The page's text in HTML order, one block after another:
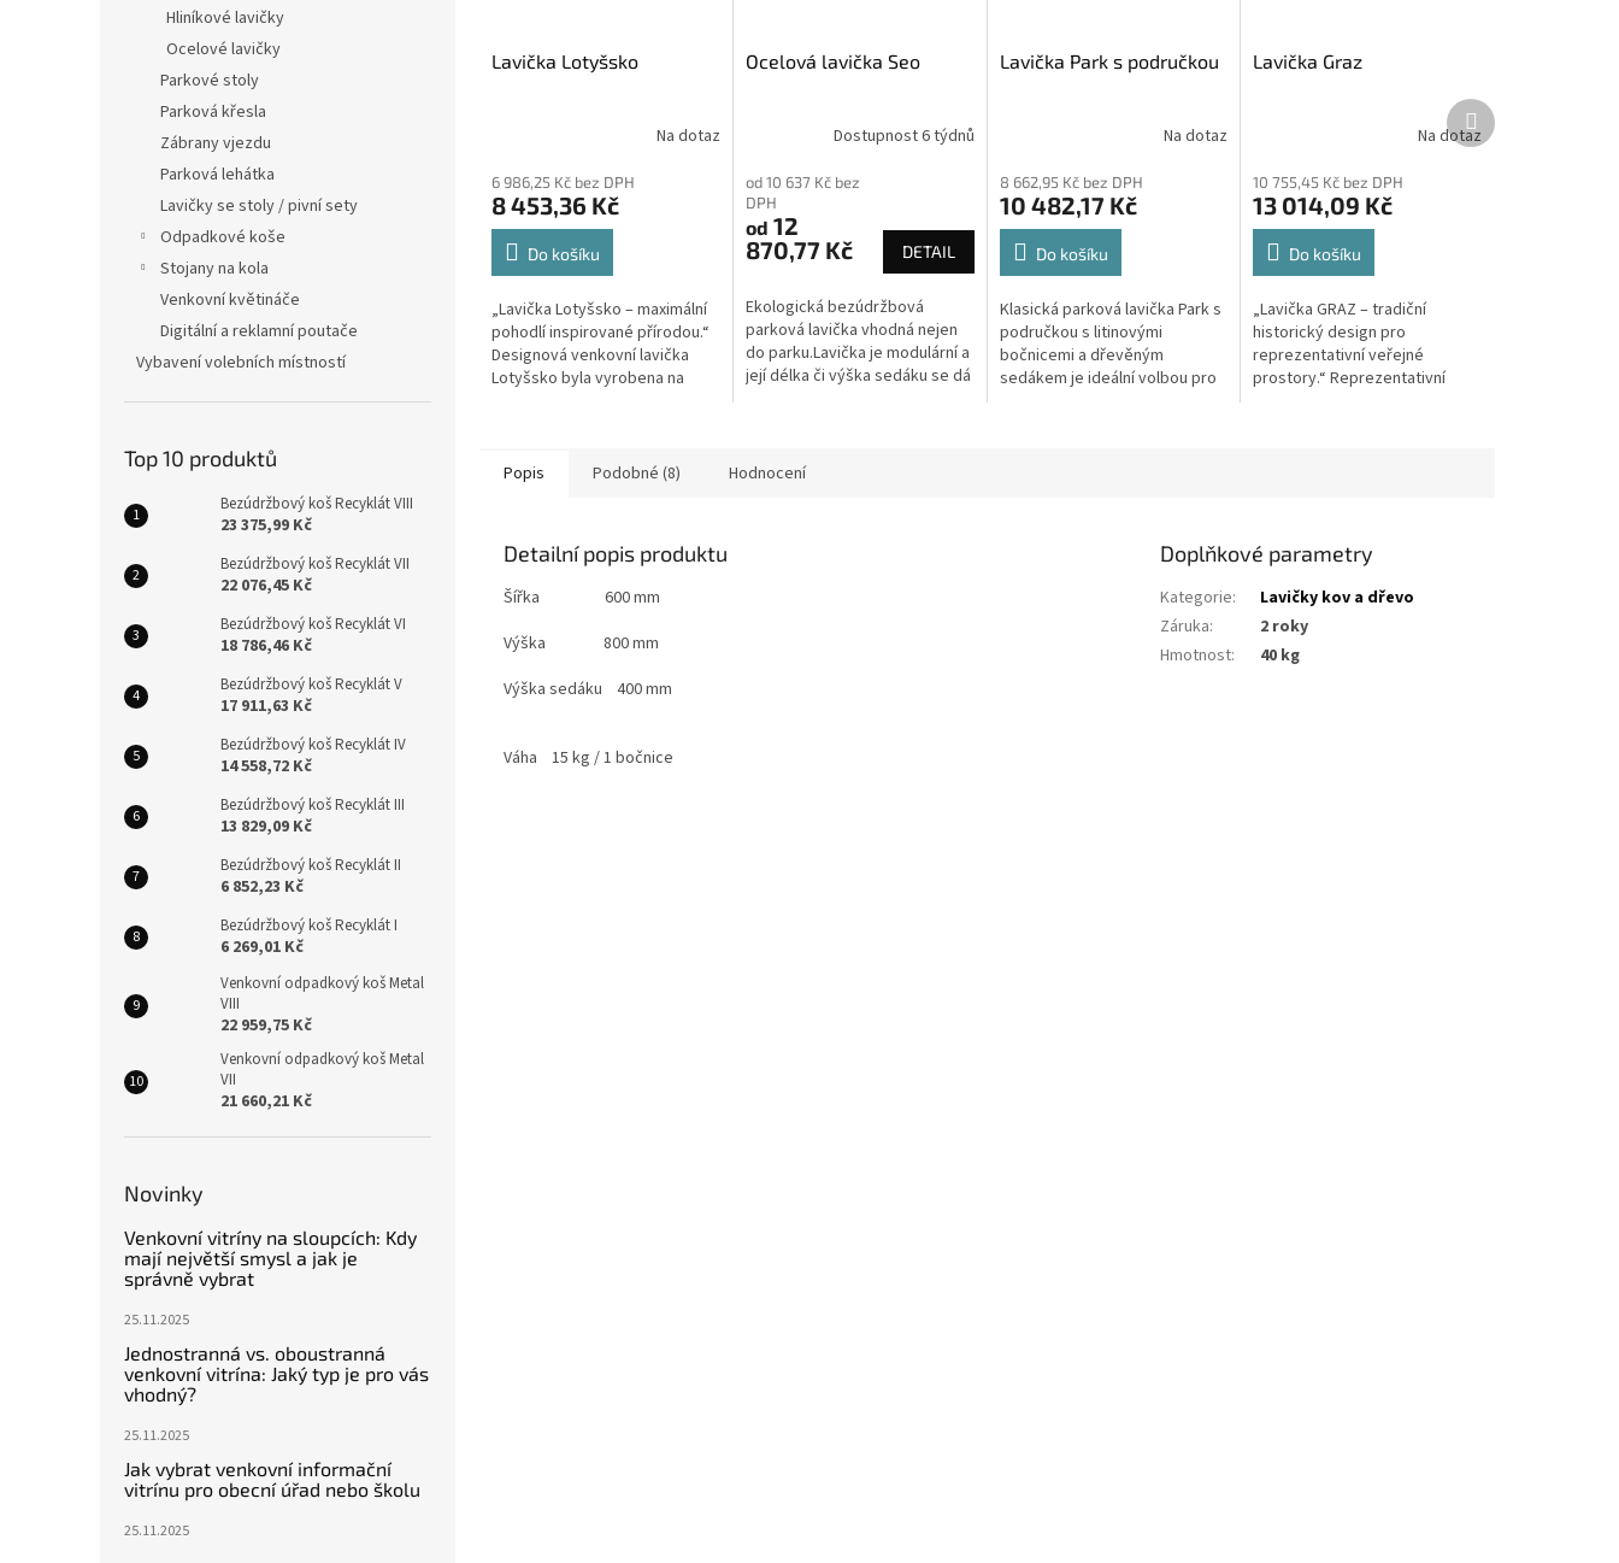
Hliníkové lavičky
Ocelové lavičky
Parkové stoly
Parková křesla
Zábrany vjezdu
Parková lehátka
Lavičky se stoly / pivní sety
Odpadkové koše
Stojany na kola
Venkovní květináče
Digitální a reklamní poutače
Vybavení volebních místností
Top 10 produktů
Bezúdržbový koš Recyklát VIII
23 375,99 Kč
Bezúdržbový koš Recyklát VII
22 076,45 Kč
Bezúdržbový koš Recyklát VI
18 786,46 Kč
Bezúdržbový koš Recyklát V
17 911,63 Kč
Bezúdržbový koš Recyklát IV
14 558,72 Kč
Bezúdržbový koš Recyklát III
13 829,09 Kč
Bezúdržbový koš Recyklát II
6 852,23 Kč
Bezúdržbový koš Recyklát I
6 269,01 Kč
Venkovní odpadkový koš Metal
VIII
22 959,75 Kč
Venkovní odpadkový koš Metal
VII
21 660,21 Kč
Novinky
Venkovní vitríny na sloupcích: Kdy
mají největší smysl a jak je
správně vybrat
25.11.2025
Jednostranná vs. oboustranná
venkovní vitrína: Jaký typ je pro vás
vhodný?
25.11.2025
Jak vybrat venkovní informační
vitrínu pro obecní úřad nebo školu
25.11.2025
Lavička Lotyšsko
Na dotaz
6 986,25 Kč bez DPH
8 453,36 Kč
Do košíku
„Lavička Lotyšsko – maximální
pohodlí inspirované přírodou.“
Designová venkovní lavička
Lotyšsko byla vyrobena na
Ocelová lavička Seo
Dostupnost 6 týdnů
od 10 637 Kč bez
DPH
od 12
870,77 Kč
DETAIL
Ekologická bezúdržbová
parková lavička vhodná nejen
do parku.Lavička je modulární a
její délka či výška sedáku se dá
Lavička Park s područkou
Na dotaz
8 662,95 Kč bez DPH
10 482,17 Kč
Do košíku
Klasická parková lavička Park s
područkou s litinovými
bočnicemi a dřevěným
sedákem je ideální volbou pro
Lavička Graz
Na dotaz
10 755,45 Kč bez DPH
13 014,09 Kč
Do košíku
„Lavička GRAZ – tradiční
historický design pro
reprezentativní veřejné
prostory.“ Reprezentativní
Další
produkt
Popis Podobné (8) Hodnocení
Detailní popis produktu
Šířka 600 mm
Výška 800 mm
Výška sedáku 400 mm
Váha 15 kg / 1 bočnice
Doplňkové parametry
Kategorie:
Lavičky kov a dřevo
Záruka:
2 roky
Hmotnost: 40 kg